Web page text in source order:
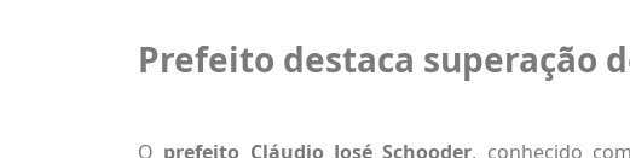
Prefeito destaca superação
O prefeito Cláudio José Schooder, conhecido